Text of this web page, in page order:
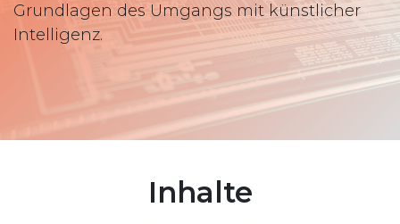
Grundlagen des Umgangs mit künstlicher
Intelligenz.
Inhalte